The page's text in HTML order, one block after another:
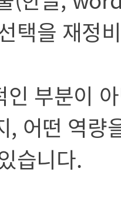
택을 재정
부분이
, 어떤 역량
습니다.